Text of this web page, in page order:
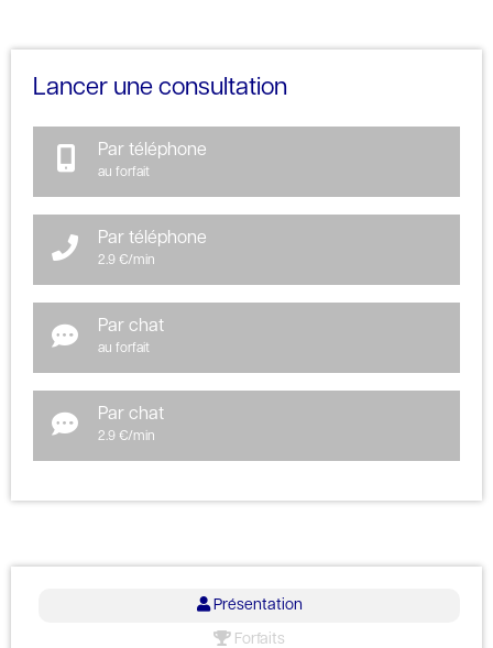
Présentation
Forfaits
Lancer une consultation
Par téléphone
au forfait
Par téléphone
2.9 €/min
Par chat
au forfait
Par chat
2.9 €/min